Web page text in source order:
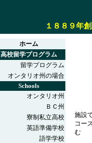
１８８９年
ホーム
高校留学プログラム
留学プログラム
オンタリオ州の場合
Schools
オンタリオ州
ＢＣ州
寮制私立高校
英語準備学校
語学学校
施設
コー
む